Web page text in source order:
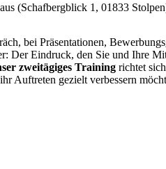
(Schafbergblick 1, 01833 Stolpen
bei Präsentationen,
Der Eindruck, den Sie und Ihre
zweitägiges Trainingrichtet
Auftreten gezielt verbessern